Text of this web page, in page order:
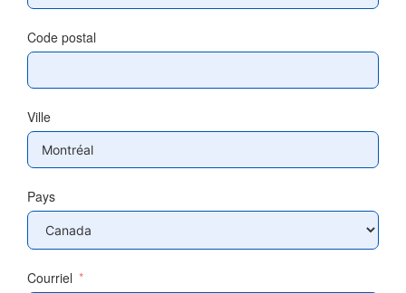
Code postal
Ville
Pays
Courriel